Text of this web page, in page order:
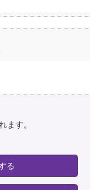
ます。
る